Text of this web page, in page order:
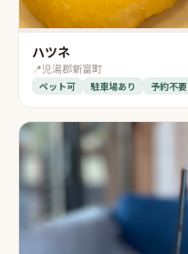
ハツネ
📍児湯郡新富町
ペット可 駐車場あり 予約不要